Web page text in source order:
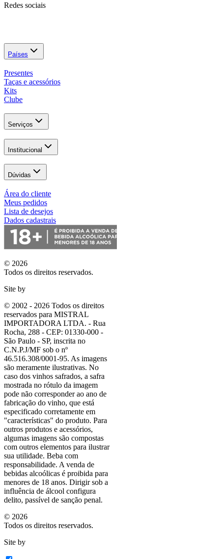
Redes sociais
Países
Presentes
Taças e acessórios
Kits
Clube
Serviços
Institucional
Dúvidas
Área do cliente
Meus pedidos
Lista de desejos
Dados cadastrais
© 2026
Todos os direitos reservados.
Site by
© 2002 - 2026 Todos os direitos
reservados para MISTRAL
IMPORTADORA LTDA. - Rua
Rocha, 288 - CEP: 01330-000 -
São Paulo - SP, inscrita no
C.N.P.J/MF sob o nº
46.516.308/0001-95. As imagens
são meramente ilustrativas. No
caso dos vinhos safrados, a safra
mostrada no rótulo da imagem
pode não corresponder ao ano de
fabricação do vinho, que está
especificado corretamente em
"características" do produto. Para
outros produtos e acessórios,
algumas imagens são compostas
com outros elementos para ilustrar
sua utilidade. Beba com
responsabilidade. A venda de
bebidas alcoólicas é proibida para
menores de 18 anos. Dirigir sob a
influência de álcool configura
delito, passível de sanção penal.
© 2026
Todos os direitos reservados.
Site by